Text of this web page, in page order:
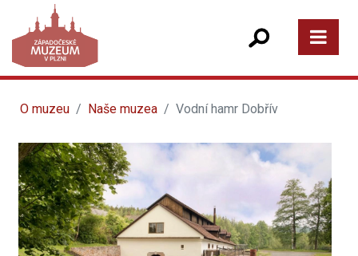
O muzeu Naše muzea Vodní hamr Dobřív